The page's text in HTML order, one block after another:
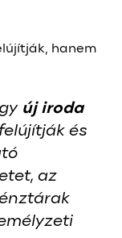
hanem
új iroda
és
az